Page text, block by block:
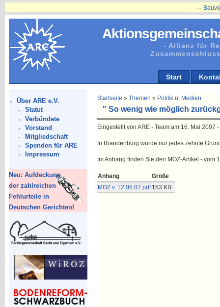
- Allianz für
Start
Über ARE e.V.
Statut
Verbündete
Vorstand
Mitgliedschaft
Spenden für ARE
Impressum
Neu: Aufdeckung
der zahlreichen
Fehlurteile in
Deutschen Gerichten!
Startseite » Themen » Politik u. Medien
" So wenig wie möglich
Eingestellt von ARE - Team am 16. Mai 2007
In Brandenburg wurde nur jedes zehnte
Im Anhang finden Sie den MOZ-Artikel - vom
Anhang
Größe
MOZ v. 12.05.07.pdf 153 KB